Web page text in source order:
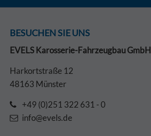
BESUCHEN SIE UNS
EVELS Karosserie-Fahrzeugbau GmbH
Harkortstraße 12
48163 Münster
+49 (0)251 322 631 - 0
info@evels.de